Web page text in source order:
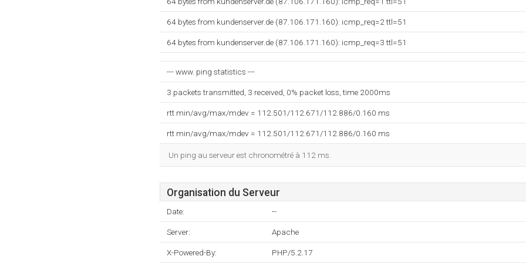
64 bytes from kundenserver.de (87.106.171.160): icmp_req=2 ttl=51
64 bytes from kundenserver.de (87.106.171.160): icmp_req=3 ttl=51
--- www. ping statistics ---
3 packets transmitted, 3 received, 0% packet loss, time 2000ms
rtt min/avg/max/mdev = 112.501/112.671/112.886/0.160 ms
rtt min/avg/max/mdev = 112.501/112.671/112.886/0.160 ms
Un ping au serveur est chronométré à 112 ms.
Organisation du Serveur
Date: --
Server: Apache
X-Powered-By: PHP/5.2.17